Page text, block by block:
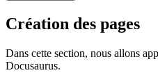
Création des pages
Dans cette section, nous allons
Docusaurus.